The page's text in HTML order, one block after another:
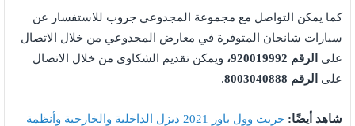
كما يمكن التواصل مع مجموعة المجدوعي جروب للاستفسار عن
سيارات شانجان المتوفرة في معارض المجدوعي من خلال الاتصال
على
الرقم 920019992،
ويمكن تقديم الشكاوى من خلال الاتصال
على
الرقم 8003040888 .
شاهد أيضًا:
جريت وول باور 2021 ديزل الداخلية والخارجية وأنظمة